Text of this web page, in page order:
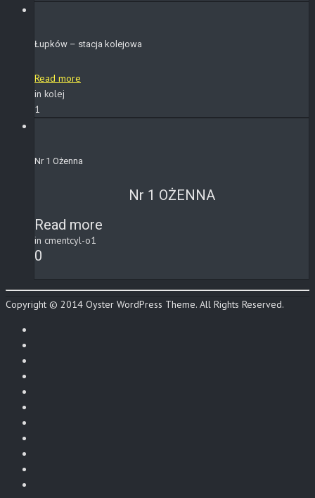
Łupków – stacja kolejowa
Read more
in kolej
1
Nr 1 Ożenna
Nr 1 OŻENNA
Read more
in cmentcyl-o1
0
Copyright © 2014 Oyster WordPress Theme. All Rights Reserved.